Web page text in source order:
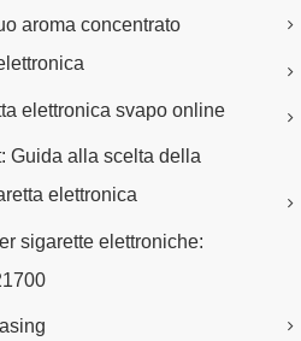
aroma concentrato
elettronica svapo online
Guida alla scelta della
elettronica
sigarette elettroniche: